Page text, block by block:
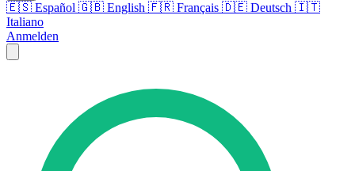
🇪🇸 Español 🇬🇧 English 🇫🇷 Français 🇩🇪 Deutsch 🇮🇹
Italiano
Anmelden